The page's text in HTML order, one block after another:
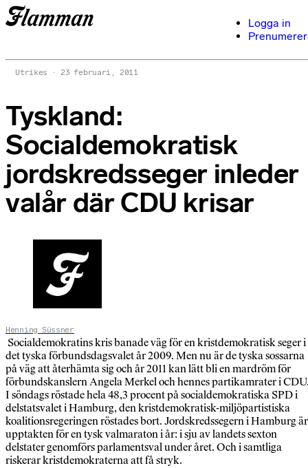
Logga in
Utrikes 23 februari, 2011
Tyskland:
Socialdemokratisk
jordskredsseger inleder
valår där CDU krisar
Henning Süssner
Socialdemokratins kris banade väg för en kristdemokratisk seger i
det tyska förbundsdagsvalet år 2009. Men nu är de tyska sossarna
på väg att återhämta sig och år 2011 kan lätt bli en mardröm för
förbundskanslern Angela Merkel och hennes partikamrater i
I söndags röstade hela 48,3 procent på socialdemokratiska SPD i
delstatsvalet i Hamburg, den kristdemokratisk-miljöpartistiska
koalitionsregeringen röstades bort. Jordskredssegern i Hamburg är
upptakten för en tysk valmaraton i år: i sju av landets sexton
delstater genomförs parlamentsval under året. Och i samtliga
riskerar kristdemokraterna att få stryk.